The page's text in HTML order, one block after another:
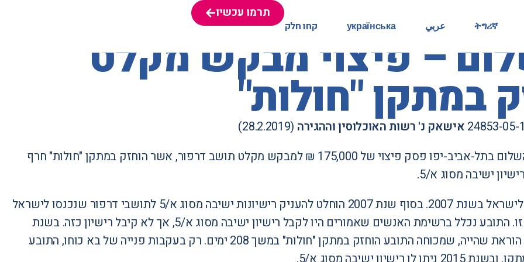
ትግሪኛ عربي українська קחו חלק
תרמו עכשיו
ትግሪኛ عربي українська קחו חלק
תרמו עכשיו
– פיצוי מבקש מקלט
במתקן "חולות"
אישאק נ' רשות האוכלוסין וההגירה (28.2.2019)
בית משפט השלום בתל-אביב-יפו פסק פיצוי של 175,000 ₪ למבקש מקלט תושב דרפור, אשר הוחזק במתקן "חולות" חרף
ישיבה מסוג א/5.
התובע נכנס לישראל בשנת 2007. בסוף שנת 2007 הוחלט להעניק רישיונות ישיבה מסוג א/5 לתושבי דרפור שנכנסו לישראל
עד סוף שנה זו. התובע נכלל ברשימת האנשים שאמורים היו לקבל רישיון ישיבה מסוג א/5, אך לא קיבל רישיון כזה. בשנת
2014 הוצאה הוראת שהייה, שמכוחה התובע הוחזק במתקן "חולות" במשך 208 ימים. רק בעקבות פנייה של בא כוחו, התובע